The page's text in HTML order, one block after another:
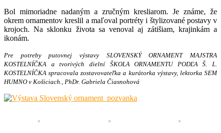
Bol mimoriadne nadaným a zručným kresliarom. Je známe, že
okrem ornamentov kreslil a maľoval portréty i štylizované postavy v
krojoch. Na sklonku života sa venoval aj zátišiam, krajinkám a
ikonám.
Pre potreby putovnej výstavy SLOVENSKÝ ORNAMENT MAJSTRA
KOSTELNÍČKA a tvorivých dielní ŠKOLA ORNAMENTU PODĽA Š. L.
KOSTELNÍČKA spracovala zostavovateľka a kurátorka výstavy, lektorka SEM
HUMNO v Košiciach., PhDr. Gabriela Čiasnohová